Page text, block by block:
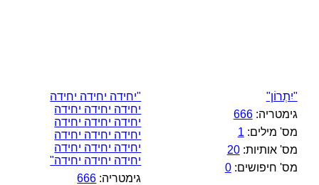
"יִתְרוֹן"
גימטריה:666
מס' מילים: 1
מס' אותיות:20
מס' חיפושים:0
"יחידה יחידה יחידה
יחידה יחידה יחידה
יחידה יחידה יחידה
יחידה יחידה יחידה
יחידה יחידה יחידה
יחידה יחידה יחידה"
גימטריה: 666